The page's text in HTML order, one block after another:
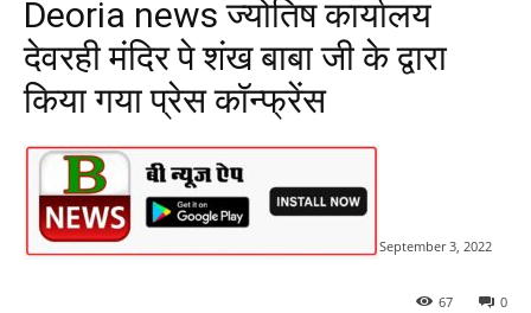
Deoria news ज्योतिष कार्यालय
देवरही मंदिर पे शंख बाबा जी के द्वारा
किया गया प्रेस कॉन्फ्रेंस
September 3, 2022
0
67